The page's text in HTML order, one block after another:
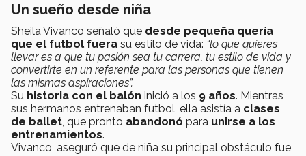
Un sueño desde niña
Sheila Vivanco señaló que desde pequeña quería
que el futbol fuera su estilo de vida: “lo que quieres
llevar es a que tu pasión sea tu carrera, tu estilo de vida y
convertirte en un referente para las personas que tienen
las mismas aspiraciones”.
Su historia con el balón inició a los 9 años. Mientras
sus hermanos entrenaban futbol, ella asistía a clases
de ballet, que pronto abandonó para unirse a los
entrenamientos.
Vivanco, aseguró que de niña su principal obstáculo fue